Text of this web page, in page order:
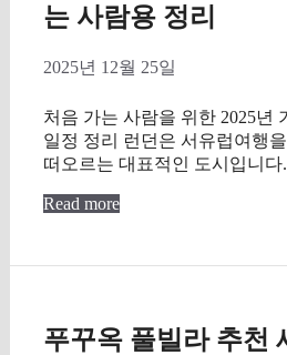
는 사람용 정리
2025년 12월 25일
처음 가는 사람을 위한 2025년
일정 정리 런던은 서유럽여행
떠오르는 대표적인 도시입니
Read more
푸꾸옥 풀빌라 추천